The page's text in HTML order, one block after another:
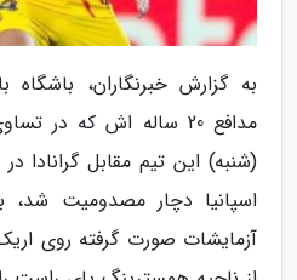
به گزارش خبرنگاران، باشگاه
مدافع 20 ساله اش که
(شنبه) این تیم مقابل گرانادا
اسپانیا دچار مصدومیت شد،
آزمایشات صورت گرفته روی